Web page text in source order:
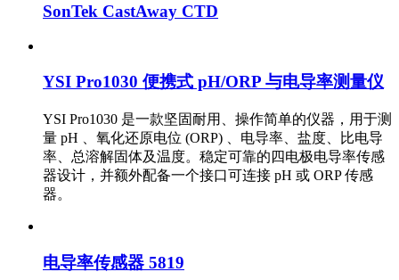
SonTek CastAway CTD
YSI Pro1030 便携式 pH/ORP 与电导率测量仪
YSI Pro1030 是一款坚固耐用、操作简单的仪器，用于测
量 pH 、氧化还原电位 (ORP) 、电导率、盐度、比电导
率、总溶解固体及温度。稳定可靠的四电极电导率传感
器设计，并额外配备一个接口可连接 pH 或 ORP 传感
器。
电导率传感器 5819